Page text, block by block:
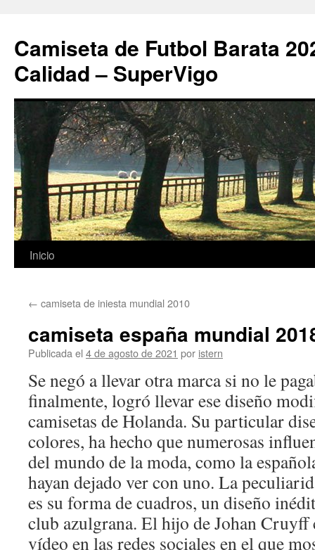
Camiseta de Futbol Barata
Calidad – SuperVigo
Saltar
contenido
Inicio
← camiseta de iniesta mundial 2010
camiseta españa mundial
Publicada el 4 de agosto de 2021 por istern
Se negó a llevar otra marca si no le
finalmente, logró llevar ese diseño
camisetas de Holanda. Su particular
colores, ha hecho que numerosas
del mundo de la moda, como la
hayan dejado ver con uno. La
es su forma de cuadros, un diseño
club azulgrana. El hijo de Johan
vídeo en las redes sociales en el que